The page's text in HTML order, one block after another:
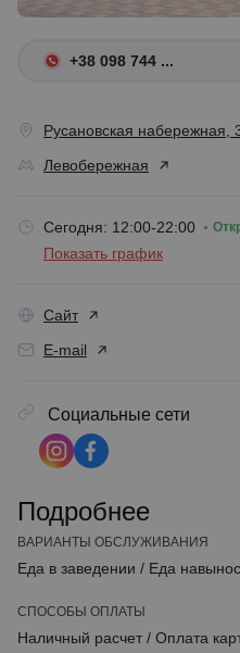
+38 098 744 ...
Русановская набережная,
Левобережная
Сегодня: 12:00-22:00
Показать график
Сайт
E-mail
Социальные сети
Подробнее
ВАРИАНТЫ ОБСЛУЖИВАНИЯ
Еда в заведении / Еда навынос
СПОСОБЫ ОПЛАТЫ
Наличный расчет / Оплата